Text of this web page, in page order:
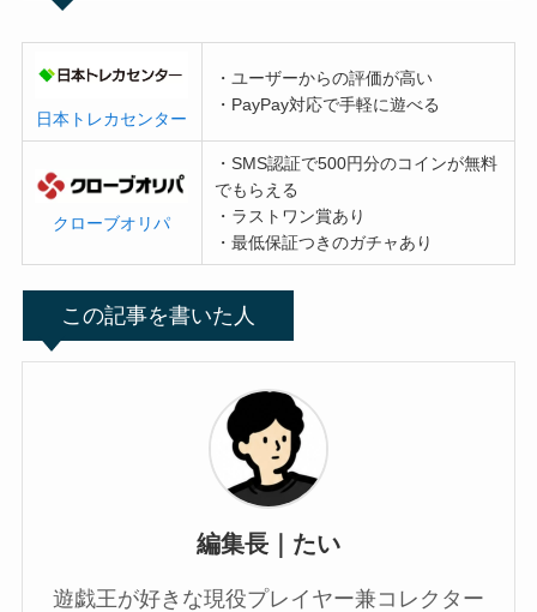
日本トレカセンター
・ユーザーからの評価が高い
・PayPay対応で手軽に遊べる
クローブオリパ
・SMS認証で500円分のコインが無料
でもらえる
・ラストワン賞あり
・最低保証つきのガチャあり
編集長｜たい
遊戯王が好きな現役プレイヤー兼コレクター